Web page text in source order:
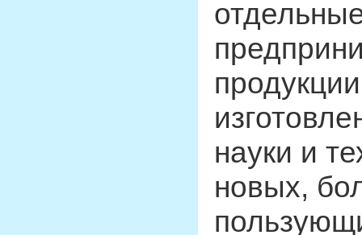
науки и
новых,